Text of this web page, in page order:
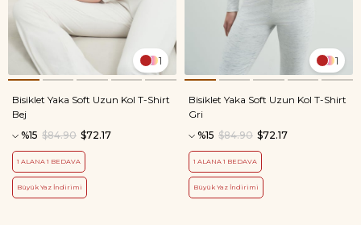
1
Bisiklet Yaka Soft Uzun Kol T-Shirt
Bej
%15
$72.17
$84.90
1 ALANA 1 BEDAVA
Büyük Yaz İndirimi
1
Bisiklet Yaka Soft Uzun Kol T-Shirt
Gri
%15
$72.17
$84.90
1 ALANA 1 BEDAVA
Büyük Yaz İndirimi